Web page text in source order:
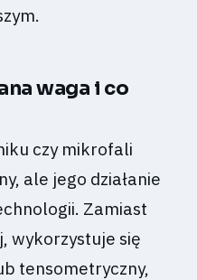
waga i co
czy mikrofali
ale jego działanie
Zamiast
wykorzystuje się
tensometryczny,